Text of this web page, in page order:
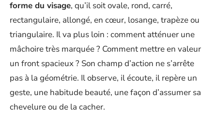
forme du visage, qu’il soit ovale, rond, carré,
rectangulaire, allongé, en cœur, losange, trapèze ou
triangulaire. Il va plus loin : comment atténuer une
mâchoire très marquée ? Comment mettre en valeur
un front spacieux ? Son champ d’action ne s’arrête
pas à la géométrie. Il observe, il écoute, il repère un
geste, une habitude beauté, une façon d’assumer sa
chevelure ou de la cacher.